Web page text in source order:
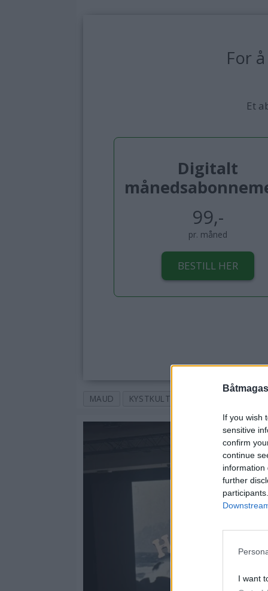
If you wish
sensitive
confirm
continue
information
further
I want
For
Et
Digitalt
99,-
pr. måned
BESTILL HER
MAUD KYSTKULTUR